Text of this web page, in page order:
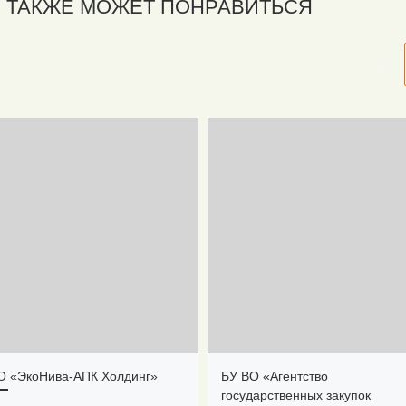
ТАКЖЕ МОЖЕТ ПОНРАВИТЬСЯ
«ЭкоНива-АПК Холдинг»
БУ ВО «Агентство
государственных закупок